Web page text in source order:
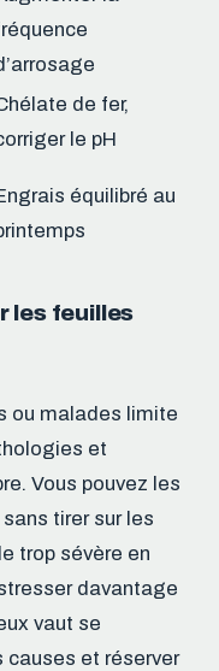
de fer,
le pH
équilibré au
les feuilles
ou malades limite
et
Vous pouvez les
tirer sur les
trop sévère en
davantage
vaut se
causes et réserver